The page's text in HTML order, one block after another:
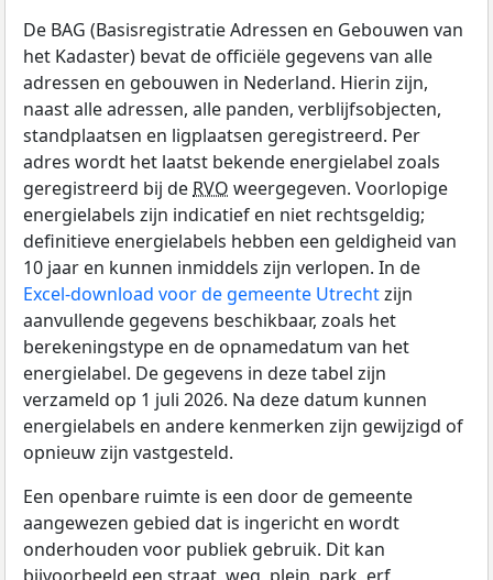
De BAG (Basisregistratie Adressen en Gebouwen van
het Kadaster) bevat de officiële gegevens van alle
adressen en gebouwen in Nederland. Hierin zijn,
naast alle adressen, alle panden, verblijfsobjecten,
standplaatsen en ligplaatsen geregistreerd. Per
adres wordt het laatst bekende energielabel zoals
geregistreerd bij de RVO weergegeven. Voorlopige
energielabels zijn indicatief en niet rechtsgeldig;
definitieve energielabels hebben een geldigheid van
10 jaar en kunnen inmiddels zijn verlopen. In de
Excel-download voor de gemeente Utrechtzijn
aanvullende gegevens beschikbaar, zoals het
berekeningstype en de opnamedatum van het
energielabel. De gegevens in deze tabel zijn
verzameld op 1 juli 2026. Na deze datum kunnen
energielabels en andere kenmerken zijn gewijzigd of
opnieuw zijn vastgesteld.
Een openbare ruimte is een door de gemeente
aangewezen gebied dat is ingericht en wordt
onderhouden voor publiek gebruik. Dit kan